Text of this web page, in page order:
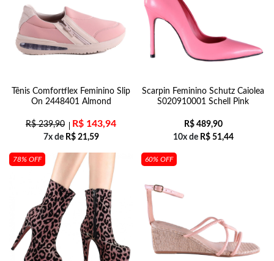
Tênis Comfortflex Feminino Slip
On 2448401 Almond
R$239,90 R$ 143,94
7x de R$21,59
Scarpin Feminino Schutz Caiolea
S020910001 Schell Pink
R$489,90
10x de R$51,44
78% OFF 60% OFF